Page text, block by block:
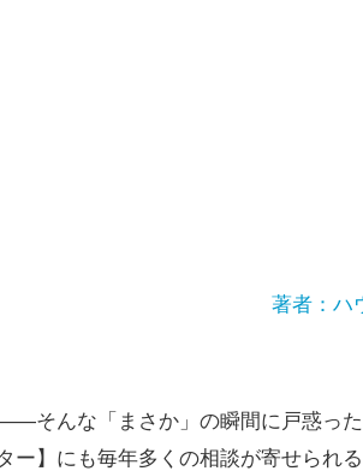
著者：ハ
そんな「まさか」の瞬間に戸惑っ
ー】にも毎年多くの相談が寄せられ